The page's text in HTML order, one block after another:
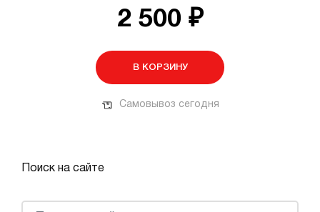
2 500 ₽
В КОРЗИНУ
Самовывоз сегодня
Поиск на сайте